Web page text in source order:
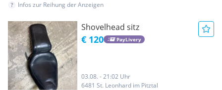
Infos zur Reihung der Anzeigen
Shovelhead sitz
€ 120 PayLivery
03.08. - 21:02 Uhr
6481 St. Leonhard im Pitztal